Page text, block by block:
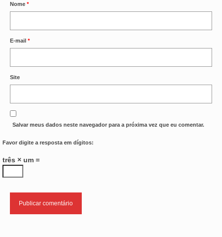
Nome *
E-mail *
Site
Salvar meus dados neste navegador para a próxima vez que eu comentar.
Favor digite a resposta em dígitos:
três × um =